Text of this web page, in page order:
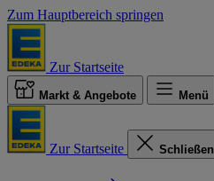
Zum Hauptbereich springen
Zur Startseite
Markt & Angebote Menü
Zur Startseite Schließen